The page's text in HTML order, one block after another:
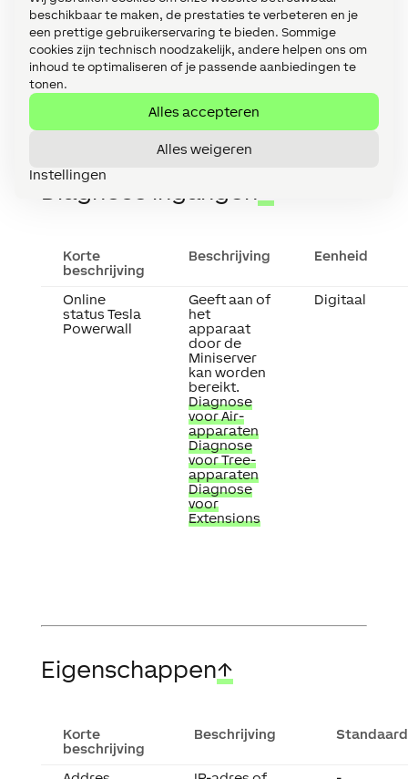
beschikbaar te maken, de prestaties te verbeteren en je
een prettige gebruikerservaring te bieden. Sommige
cookies zijn technisch noodzakelijk, andere helpen ons om
inhoud te optimaliseren of je passende aanbiedingen te
tonen.
Alles accepteren
Alles weigeren
Instellingen
Geproduceerde
zonne-energie
Totaal
geproduceerde
zonne-energie.
Diagnose ingangen
Korte
beschrijving
Beschrijving Eenheid
Online
status Tesla
Powerwall
Geeft aan of
het
apparaat
door de
Miniserver
kan worden
bereikt.
Diagnose
voor Air-
apparaten
Diagnose
voor Tree-
apparaten
Diagnose
voor
Extensions
Digitaal
Eigenschappen↑
Korte
beschrijving
Beschrijving